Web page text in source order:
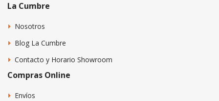
La Cumbre
Nosotros
Blog La Cumbre
Contacto y Horario Showroom
Compras Online
Envíos